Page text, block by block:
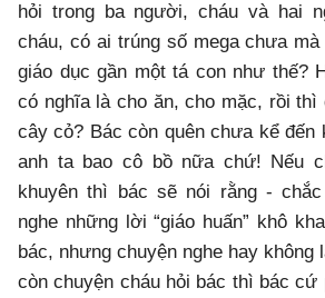
hỏi trong ba người, cháu và hai
cháu, có ai trúng số mega chưa
giáo dục gần một tá con như thế?
có nghĩa là cho ăn, cho mặc, rồi thì
cây cỏ? Bác còn quên chưa kể đến
anh ta bao cô bồ nữa chứ! Nếu
khuyên thì bác sẽ nói rằng -
nghe những lời “giáo huấn” khô
bác, nhưng chuyện nghe hay không
còn chuyện cháu hỏi bác thì bác